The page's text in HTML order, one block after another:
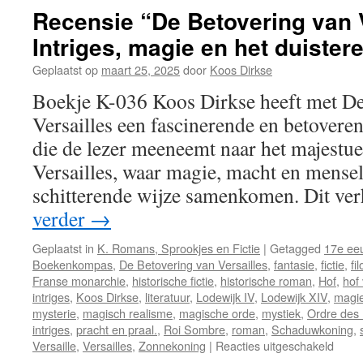
van
Sprookjes
Van
Oorsprong
tot
Moderne
Vertellingen
Recensie “De Betovering van
Intriges, magie en het
Geplaatst op maart 25, 2025door Koos Dirkse
Boekje K-036 Koos Dirkse heeft met
Versailles een fascinerende en
die de lezer meeneemt naar het
Versailles, waar magie, macht en
schitterende wijze samenkomen. Dit
verder →
Geplaatst in K. Romans, Sprookjes en Fictie | Getagged 17e
Boekenkompas, De Betovering van Versailles, fantasie, fictie,
Franse monarchie, historische fictie, historische roman, Hof, hof
intriges, Koos Dirkse, literatuur, Lodewijk IV, Lodewijk XIV,
mysterie, magisch realisme, magische orde, mystiek, Ordre des
intriges, pracht en praal., Roi Sombre, roman, Schaduwkoning,
Versaille, Versailles, Zonnekoning | Reacties uitgeschakeld